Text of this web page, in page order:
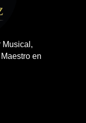
Musical,
en